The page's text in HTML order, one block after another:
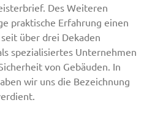
Des Weiteren
praktische Erfahrung einen
über drei Dekaden
spezialisiertes Unternehmen
von Gebäuden. In
wir uns die Bezeichnung